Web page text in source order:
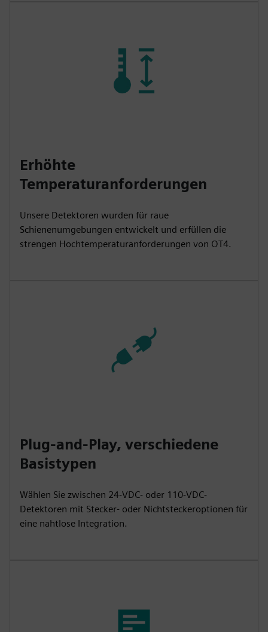
Erhöhte
Temperaturanforderungen
Unsere Detektoren wurden für raue
Schienenumgebungen entwickelt und erfüllen die
strengen Hochtemperaturanforderungen von OT4.
Plug-and-Play, verschiedene
Basistypen
Wählen Sie zwischen 24-VDC- oder 110-VDC-
Detektoren mit Stecker- oder Nichtsteckeroptionen für
eine nahtlose Integration.